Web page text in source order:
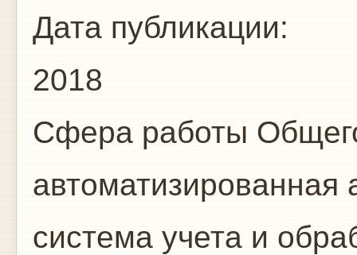
Дата публикации:
2018
Сфера работы
автоматизированная
система учета и